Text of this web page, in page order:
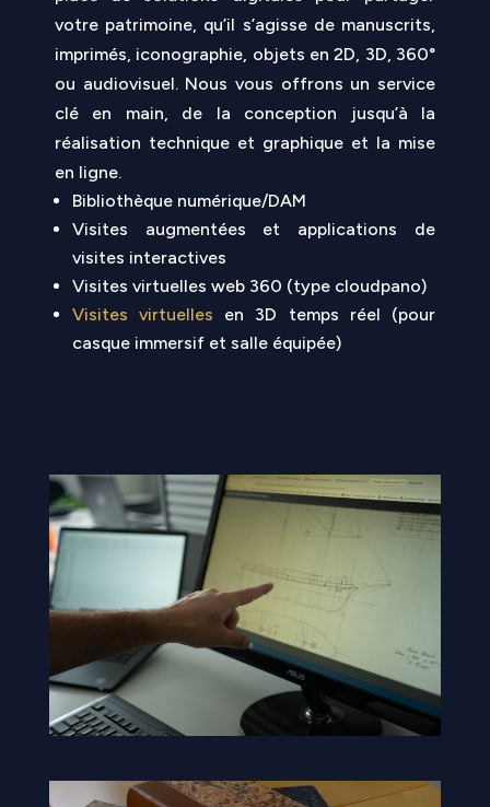
votre patrimoine, qu’il s’agisse de manuscrits,
imprimés, iconographie, objets en 2D, 3D, 360°
ou audiovisuel. Nous vous offrons un service
clé en main, de la conception jusqu’à la
réalisation technique et graphique et la mise
en ligne.
Bibliothèque numérique/DAM
Visites augmentées et applications de
visites interactives
Visites virtuelles web 360 (type cloudpano)
Visites virtuelles en 3D temps réel (pour
casque immersif et salle équipée)